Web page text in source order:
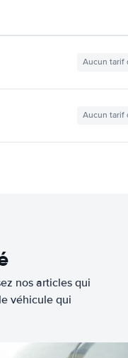
Aucun tarif
Aucun tarif
nos articles qui
véhicule qui